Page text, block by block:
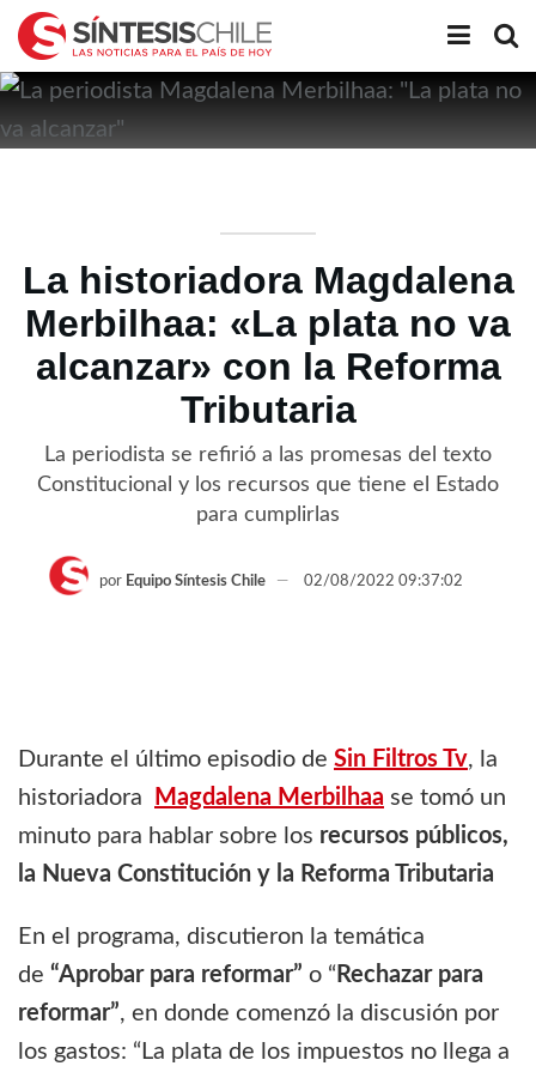
La historiadora Magdalena
Merbilhaa: «La plata no va
alcanzar» con la Reforma
Tributaria
La periodista se refirió a las promesas del texto
Constitucional y los recursos que tiene el Estado
para cumplirlas
por Equipo Síntesis Chile 02/08/2022 09:37:02
Durante el último episodio de Sin Filtros Tv, la
historiadora
Magdalena Merbilhaa se tomó un
minuto para hablar sobre los recursos públicos,
la Nueva Constitución y la Reforma Tributaria
En el programa, discutieron la temática
de “Aprobar para reformar” o “ Rechazar para
reformar”, en donde comenzó la discusión por
los gastos: “La plata de los impuestos no llega a